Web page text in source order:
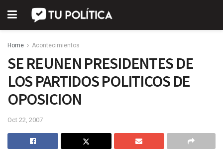
Home Acontecimientos
SE REUNEN PRESIDENTES DE
LOS PARTIDOS POLITICOS DE
OPOSICION
Oct 22, 2007